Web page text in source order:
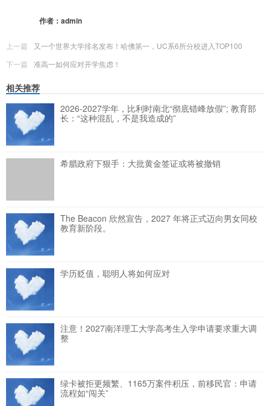
作者： admin
上一篇
又一个世界大学排名发布！哈佛第一，UC系6所分校进入TOP100
下一篇
准高一如何应对开学焦虑！
相关推荐
2026-2027学年，比利时南北“彻底错峰放假”; 教育部
长：“这种混乱，不是我造成的”
希腊政府下狠手：大批黄金签证或将被撤销
The Beacon 欣然宣告，2027 年将正式迈向男女同校
教育新阶段。
学历贬值，聪明人将如何应对
注意！2027南洋理工大学高考生入学申请要求重大调
整
绿卡被拒更频繁、1165万案件积压，前移民官：申请
流程如“闯关”